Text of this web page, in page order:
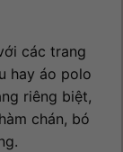
các trang
hay áo polo
riêng biệt,
chán, bó